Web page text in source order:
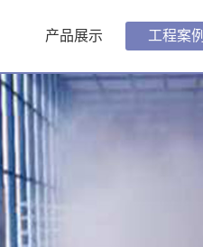
产品展示 工程案例